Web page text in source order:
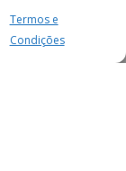
Termos e
Condições